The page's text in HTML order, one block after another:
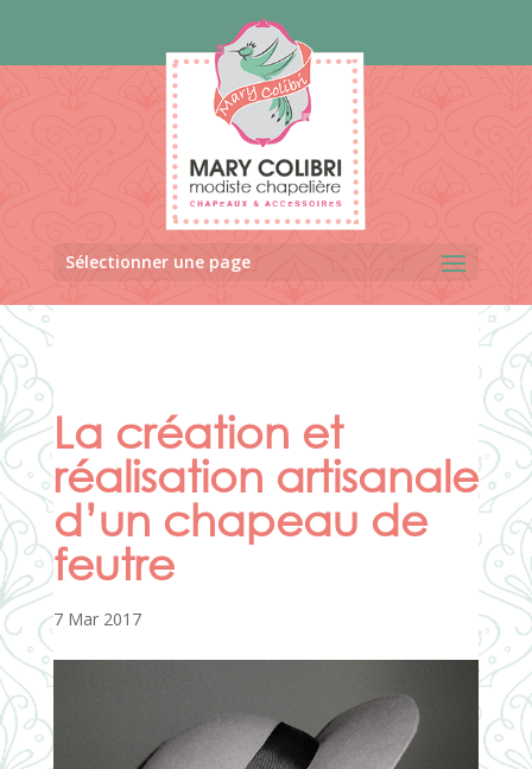
Sélectionner une page
La création et
réalisation artisanale
d’un chapeau de
feutre
7 Mar 2017